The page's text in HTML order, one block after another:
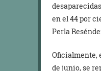
en el 44 por
Perla
Oficialmente,
de junio, se